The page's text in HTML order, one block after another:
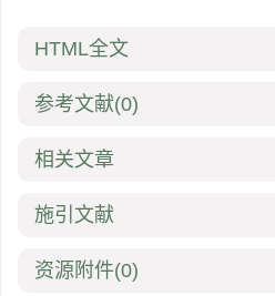
HTML全文
参考文献(0)
相关文章
施引文献
资源附件(0)